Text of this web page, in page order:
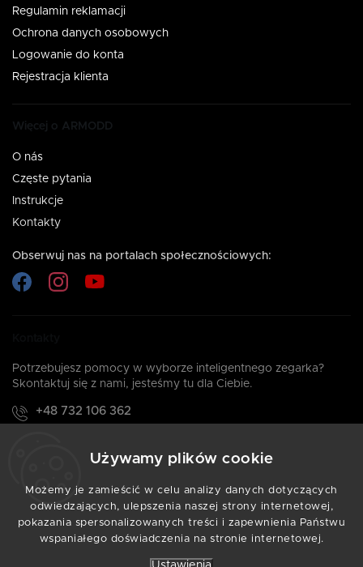
Używamy plików cookie
Możemy je zamieścić w celu analizy danych dotyczących
odwiedzających, ulepszenia naszej strony internetowej,
pokazania spersonalizowanych treści i zapewnienia Państwu
wspaniałego doświadczenia na stronie internetowej.
Regulamin reklamacji
Ochrona danych osobowych
Logowanie do konta
Rejestracja klienta
Więcej o ARMODD
O nás
Częste pytania
Instrukcje
Kontakty
Obserwuj nas na portalach społecznościowych:
Potrzebujesz pomocy w wyborze inteligentnego zegarka?
Skontaktuj się z nami, jesteśmy tu dla Ciebie.
+48 732 106 362
info@armodd.pl
Copyright 2026ARMODD.PL. Wszystkie prawa
zastrzeżone.